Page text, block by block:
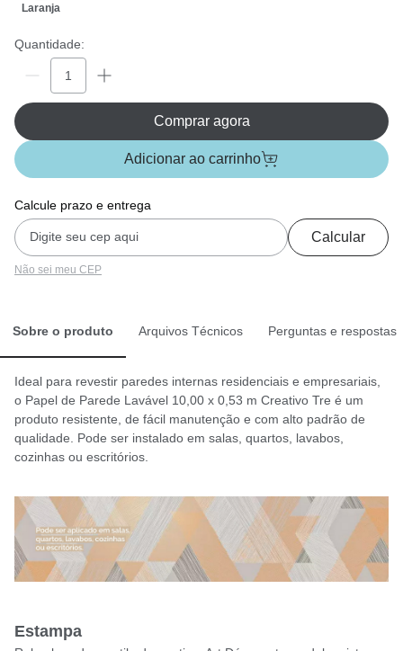
Laranja
Quantidade:
Comprar agora
Adicionar ao carrinho
Calcule prazo e entrega
Calcular
Não sei meu CEP
Sobre o produto Arquivos Técnicos Perguntas e respostas
Ideal para revestir paredes internas residenciais e empresariais,
o Papel de Parede Lavável 10,00 x 0,53 m Creativo Tre é um
produto resistente, de fácil manutenção e com alto padrão de
qualidade. Pode ser instalado em salas, quartos, lavabos,
cozinhas ou escritórios.
Estampa